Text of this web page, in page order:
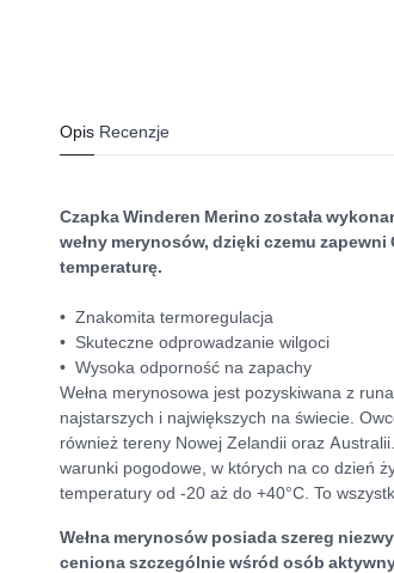
Opis Recenzje
Czapka Winderen Merino została
wełny merynosów, dzięki czemu
temperaturę.
• Znakomita termoregulacja
• Skuteczne odprowadzanie wilgoci
• Wysoka odporność na zapachy
Wełna merynosowa jest pozyskiwana z
najstarszych i największych na świecie.
również tereny Nowej Zelandii oraz
warunki pogodowe, w których na co dzień
temperatury od -20 aż do +40°C. To
Wełna merynosów posiada szereg
ceniona szczególnie wśród osób